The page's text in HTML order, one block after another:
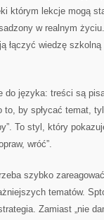
którym lekcje mogą
w realnym
łączyć wiedzę
do języka: treści są
by spłycać temat,
To styl, który
wróć”.
szybko
tematów.
Zamiast „nie